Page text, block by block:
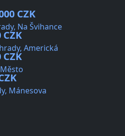
CZK
Na Švihance
CZK
Americká
CZK
Mánesova